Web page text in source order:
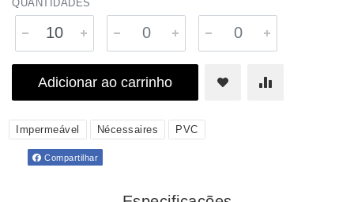
QUANTIDADES
Adicionar ao carrinho
Impermeável Nécessaires PVC
Compartilhar